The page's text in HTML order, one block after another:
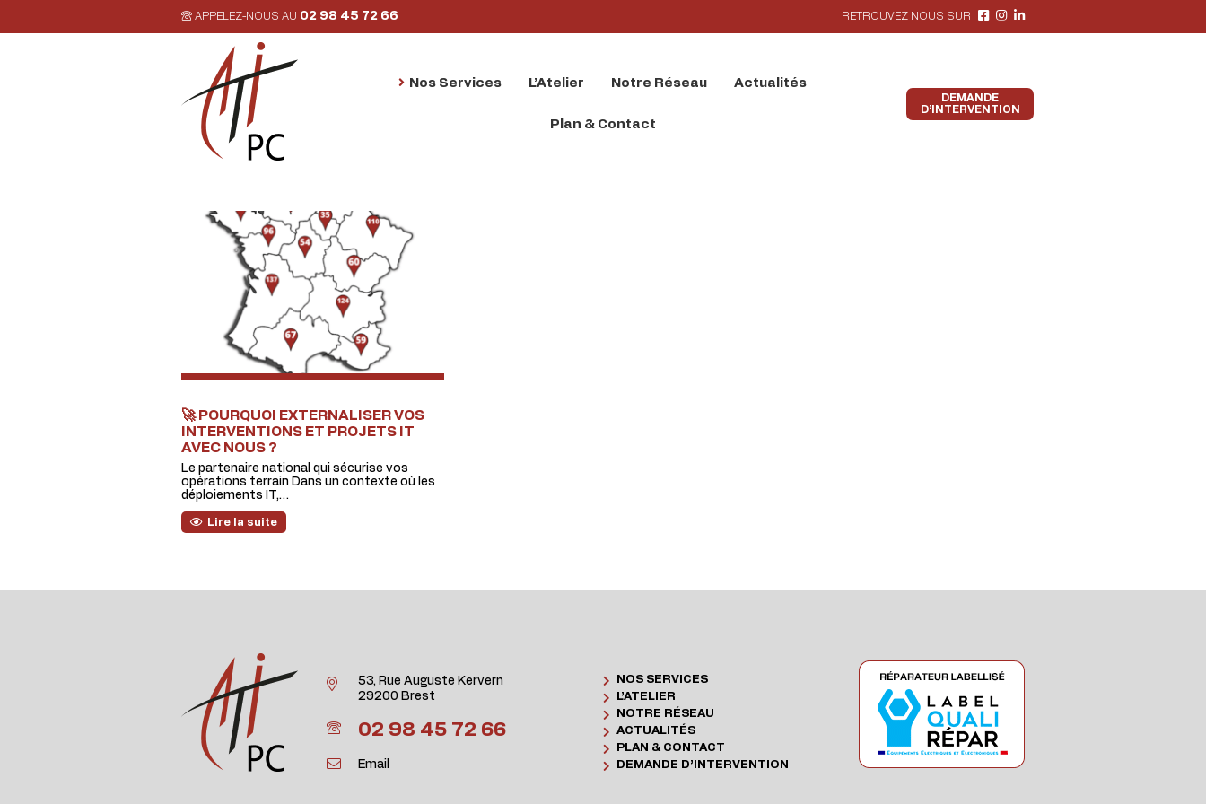
APPELEZ-NOUS AU 02 98 45 72 66 RETROUVEZ NOUS SUR
Nos Services L’Atelier Notre Réseau Actualités
Plan & Contact
DEMANDE
D’INTERVENTION
🚀 POURQUOI EXTERNALISER VOS
INTERVENTIONS ET PROJETS IT
AVEC NOUS ?
Le partenaire national qui sécurise vos
opérations terrain Dans un contexte où les
déploiements IT,…
Lire la suite
53, Rue Auguste Kervern
29200 Brest
02 98 45 72 66
Email
NOS SERVICES
L’ATELIER
NOTRE RÉSEAU
ACTUALITÉS
PLAN & CONTACT
DEMANDE D’INTERVENTION